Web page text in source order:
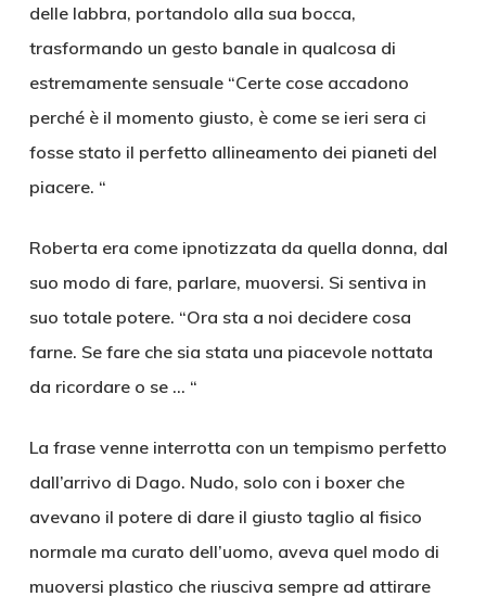
delle labbra, portandolo alla sua bocca,
trasformando un gesto banale in qualcosa di
estremamente sensuale “Certe cose accadono
perché è il momento giusto, è come se ieri sera ci
fosse stato il perfetto allineamento dei pianeti del
piacere. “
Roberta era come ipnotizzata da quella donna, dal
suo modo di fare, parlare, muoversi. Si sentiva in
suo totale potere. “Ora sta a noi decidere cosa
farne. Se fare che sia stata una piacevole nottata
da ricordare o se … “
La frase venne interrotta con un tempismo perfetto
dall’arrivo di Dago. Nudo, solo con i boxer che
avevano il potere di dare il giusto taglio al fisico
normale ma curato dell’uomo, aveva quel modo di
muoversi plastico che riusciva sempre ad attirare